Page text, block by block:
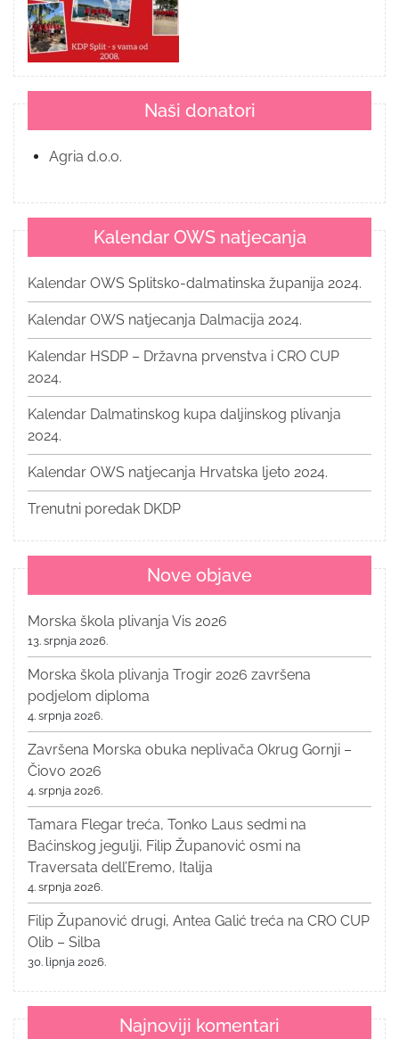
Naši donatori
Agria d.o.o.
Kalendar OWS natjecanja
Kalendar OWS Splitsko-dalmatinska županija 2024.
Kalendar OWS natjecanja Dalmacija 2024.
Kalendar HSDP – Državna prvenstva i CRO CUP
2024.
Kalendar Dalmatinskog kupa daljinskog plivanja
2024.
Kalendar OWS natjecanja Hrvatska ljeto 2024.
Trenutni poredak DKDP
Nove objave
Morska škola plivanja Vis 2026
13. srpnja 2026.
Morska škola plivanja Trogir 2026 završena
podjelom diploma
4. srpnja 2026.
Završena Morska obuka neplivača Okrug Gornji –
Čiovo 2026
4. srpnja 2026.
Tamara Flegar treća, Tonko Laus sedmi na
Baćinskog jegulji, Filip Županović osmi na
Traversata dell’Eremo, Italija
4. srpnja 2026.
Filip Županović drugi, Antea Galić treća na CRO CUP
Olib – Silba
30. lipnja 2026.
Najnoviji komentari